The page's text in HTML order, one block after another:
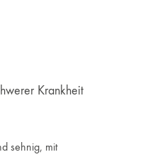
Krankheit
sehnig, mit